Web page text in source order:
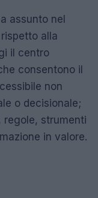
assunto nel
alla
il centro
consentono il
non
o decisionale;
regole, strumenti
in valore.